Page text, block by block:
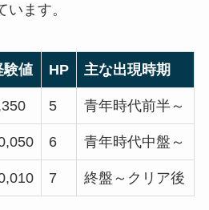
ます。
験値 HP 主な出現時期
5 青年時代前半～
6 青年時代中盤～
7 終盤～クリア後